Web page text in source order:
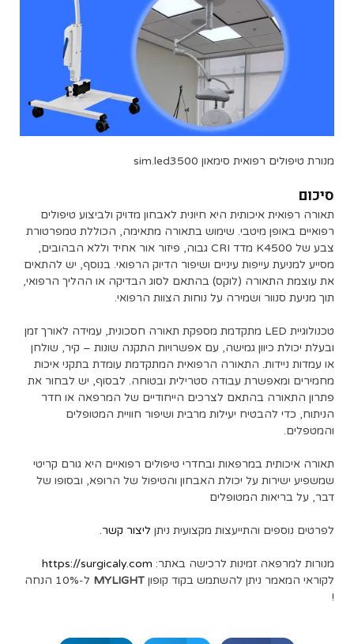
מנורת טיפולים רפואית סימאון sim.led3500
סיכום
תאורה רפואית איכותית היא חיונית לאבחון מדויק ולביצוע טיפולים
רפואיים באופן מיטבי. שימוש בתאורה מתאימה, הכוללת טמפרטורת
צבע של K4500 מדד CRI גבוה, פיזור אור אחיד וללא הבהובים,
מסייע למניעת עייפות עיניים ושיפור הדיוק הרפואי. בנוסף, יש להתאים
את עוצמת התאורה (לוקס) בהתאם לסוג הבדיקה או ההליך הרפואי,
תוך מניעת סנוור ושמירה על נוחות הצוות הרפואי.
טכנולוגיית LED מתקדמת מספקת תאורה חסכונית, עמידה לאורך זמן
ובעלת יכולת כיוון גמישה, עם אפשרויות התקנה שונות – קיר, שולחן
או עמדות ניידות. התאורה הרפואית המתקדמת עומדת בתקני איכות
מחמירים ומאפשרת עבודה סטרילית ובטוחה. לבסוף, יש לבחור את
פתרון התאורה בהתאם לצרכים הייחודיים של המרפאה או חדר
הניתוח, כדי להבטיח יעילות מרבית ושיפור חוויית המטופלים
והמטפלים.
תאורה איכותית במרפאות ובחדרי טיפולים רפואיים היא גורם קריטי
שמשפיע ישירות על יכולת האבחון והטיפול של הרופא, ובסופו של
דבר, על בריאות המטופלים
לפרטים נוספים והתייעצות מקצועית ניתן ליצור קשר.
מנורות למרפאה זמינות לרכישה באתר: https://surgicaly.com
לקוראי המאמר ניתן להשתמש בקוד קופון MYLIGHT
ל-10% הנחה
!